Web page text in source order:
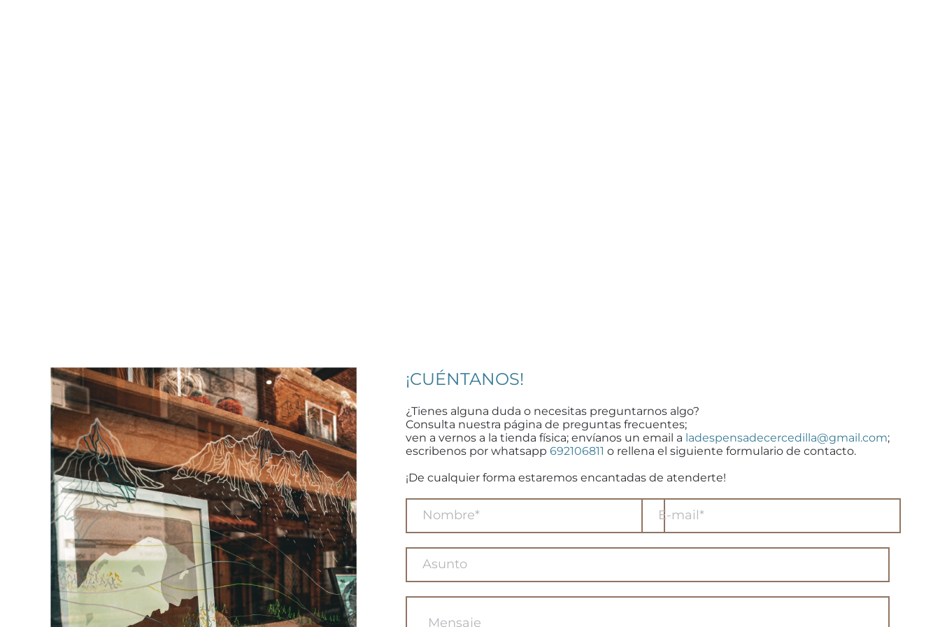
¡CUÉNTANOS!
¿Tienes alguna duda o necesitas preguntarnos algo?
Consulta nuestra página de preguntas frecuentes;
ven a vernos a la tienda física; envíanos un email a ladespensadecercedilla@gmail.com;
escribenos por whatsapp 692106811 o rellena el siguiente formulario de contacto.
¡De cualquier forma estaremos encantadas de atenderte!